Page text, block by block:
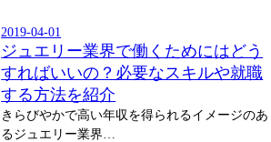
2019-04-01
ジュエリー業界で働くためにはどう
すればいいの？必要なスキルや就職
する方法を紹介
きらびやかで高い年収を得られるイメージのあ
るジュエリー業界…